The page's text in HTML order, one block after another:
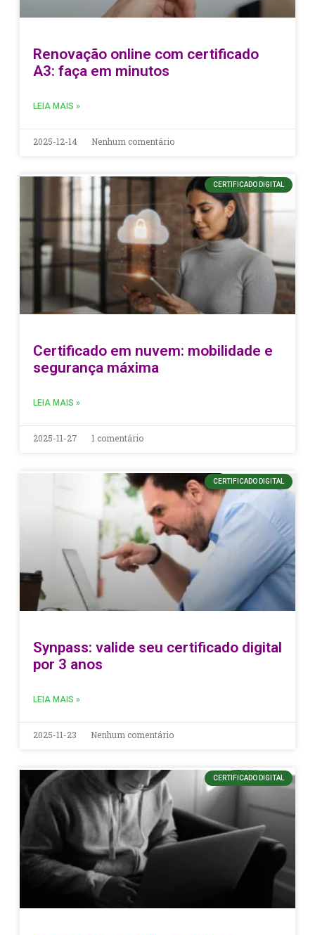
Renovação online com certificado
A3: faça em minutos
LEIA MAIS »
2025-12-14 Nenhum comentário
CERTIFICADO DIGITAL
Certificado em nuvem: mobilidade e
segurança máxima
LEIA MAIS »
2025-11-27 1 comentário
CERTIFICADO DIGITAL
Synpass: valide seu certificado digital
por 3 anos
LEIA MAIS »
2025-11-23 Nenhum comentário
CERTIFICADO DIGITAL